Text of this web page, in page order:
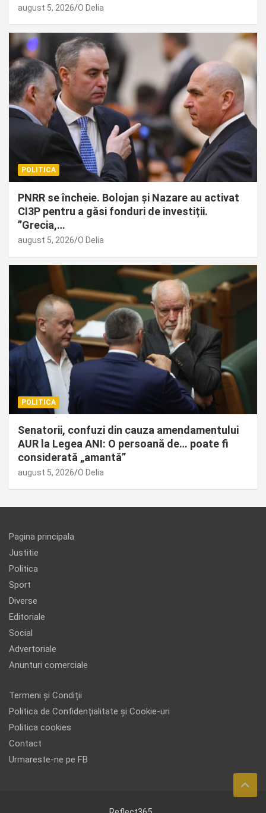
august 5, 2026 O Delia
POLITICA
PNRR se încheie. Bolojan și Nazare au activat
CI3P pentru a găsi fonduri de investiții.
”Grecia,…
august 5, 2026 O Delia
POLITICA
Senatorii, confuzi din cauza amendamentului
AUR la Legea ANI: O persoană de… poate fi
considerată „amantă”
august 5, 2026 O Delia
Pagina principala
Justitie
Politica
Sport
Diverse
Editoriale
Social
Advertoriale
Anunturi comerciale
Termeni și Condiții
Politica de Confidențialitate și Cookie-uri
Politica cookies
Contact
Urmareste-ne pe FB